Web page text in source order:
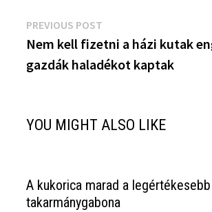
Bejegyzés
navigáció
PREVIOUS POST
post:
Nem kell fizetni a házi kutak
gazdák haladékot kaptak
YOU MIGHT ALSO LIKE
A kukorica marad a legértékesebb
takarmánygabona